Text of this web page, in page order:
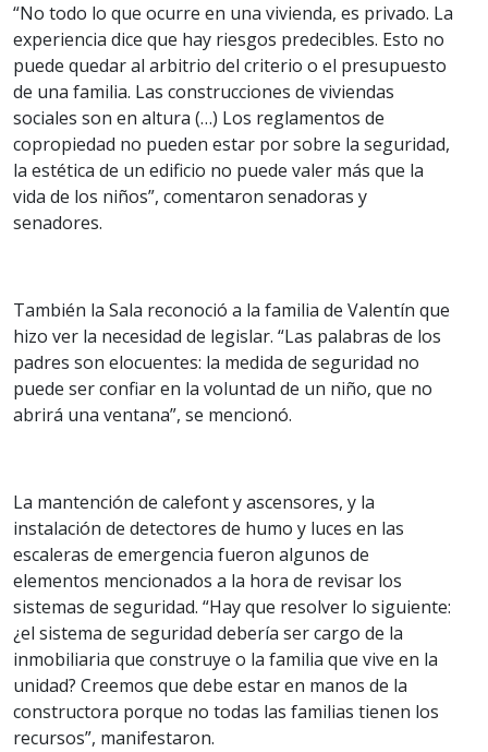
“No todo lo que ocurre en una vivienda, es privado. La
experiencia dice que hay riesgos predecibles. Esto no
puede quedar al arbitrio del criterio o el presupuesto
de una familia. Las construcciones de viviendas
sociales son en altura (…) Los reglamentos de
copropiedad no pueden estar por sobre la seguridad,
la estética de un edificio no puede valer más que la
vida de los niños”, comentaron senadoras y
senadores.
También la Sala reconoció a la familia de Valentín que
hizo ver la necesidad de legislar. “Las palabras de los
padres son elocuentes: la medida de seguridad no
puede ser confiar en la voluntad de un niño, que no
abrirá una ventana”, se mencionó.
La mantención de calefont y ascensores, y la
instalación de detectores de humo y luces en las
escaleras de emergencia fueron algunos de
elementos mencionados a la hora de revisar los
sistemas de seguridad. “Hay que resolver lo siguiente:
¿el sistema de seguridad debería ser cargo de la
inmobiliaria que construye o la familia que vive en la
unidad? Creemos que debe estar en manos de la
constructora porque no todas las familias tienen los
recursos”, manifestaron.